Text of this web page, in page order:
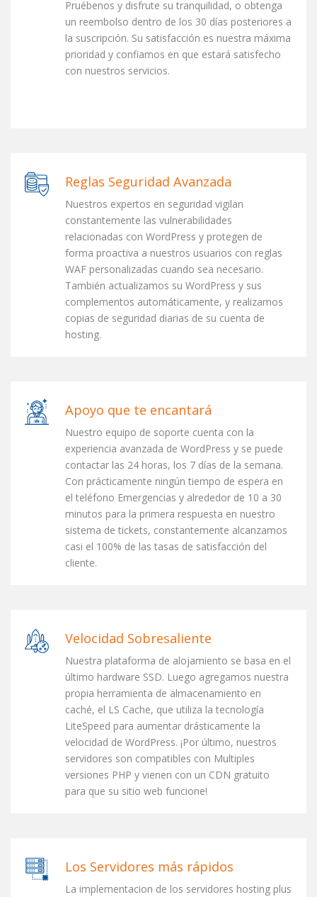
Pruébenos y disfrute su tranquilidad, o obtenga
un reembolso dentro de los 30 días posteriores a
la suscripción. Su satisfacción es nuestra máxima
prioridad y confiamos en que estará satisfecho
con nuestros servicios.
Reglas Seguridad Avanzada
Nuestros expertos en seguridad vigilan
constantemente las vulnerabilidades
relacionadas con WordPress y protegen de
forma proactiva a nuestros usuarios con reglas
WAF personalizadas cuando sea necesario.
También actualizamos su WordPress y sus
complementos automáticamente, y realizamos
copias de seguridad diarias de su cuenta de
hosting.
Apoyo que te encantará
Nuestro equipo de soporte cuenta con la
experiencia avanzada de WordPress y se puede
contactar las 24 horas, los 7 días de la semana.
Con prácticamente ningún tiempo de espera en
el teléfono Emergencias y alrededor de 10 a 30
minutos para la primera respuesta en nuestro
sistema de tickets, constantemente alcanzamos
casi el 100% de las tasas de satisfacción del
cliente.
Velocidad Sobresaliente
Nuestra plataforma de alojamiento se basa en el
último hardware SSD. Luego agregamos nuestra
propia herramienta de almacenamiento en
caché, el LS Cache, que utiliza la tecnología
LiteSpeed para aumentar drásticamente la
velocidad de WordPress. ¡Por último, nuestros
servidores son compatibles con Multiples
versiones PHP y vienen con un CDN gratuito
para que su sitio web funcione!
Los Servidores más rápidos
La implementacion de los servidores hosting plus